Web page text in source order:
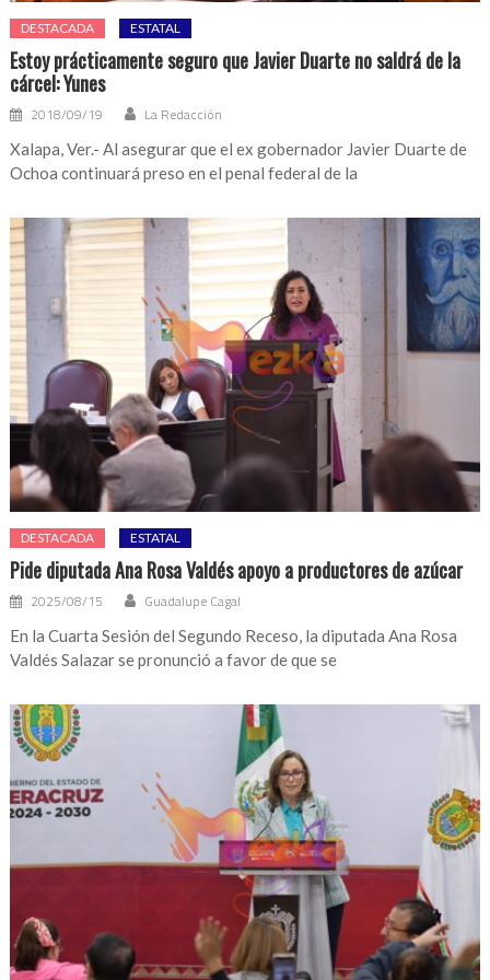
DESTACADA ESTATAL
Estoy prácticamente seguro que Javier Duarte no saldrá de la
cárcel: Yunes
2018/09/19 La Redacción
Xalapa, Ver.- Al asegurar que el ex gobernador Javier Duarte de
Ochoa continuará preso en el penal federal de la
DESTACADA ESTATAL
Pide diputada Ana Rosa Valdés apoyo a productores de azúcar
2025/08/15 Guadalupe Cagal
En la Cuarta Sesión del Segundo Receso, la diputada Ana Rosa
Valdés Salazar se pronunció a favor de que se